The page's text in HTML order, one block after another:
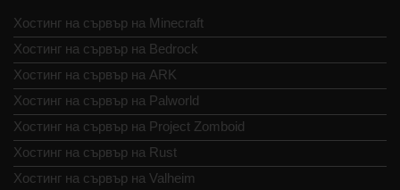
Хостинг на сървър на Minecraft
Хостинг на сървър на Bedrock
Хостинг на сървър на ARK
Хостинг на сървър на Palworld
Хостинг на сървър на Project Zomboid
Хостинг на сървър на Rust
Хостинг на сървър на Valheim